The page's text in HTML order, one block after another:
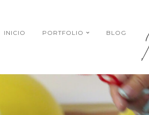
INICIO PORTFOLIO BLOG